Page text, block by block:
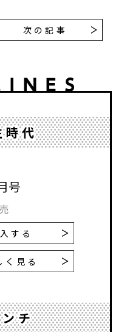
次の記事
時代
号
する
く見る
チ